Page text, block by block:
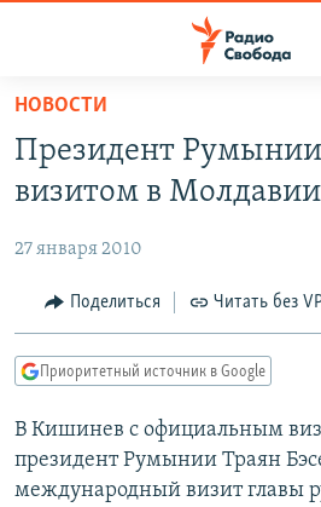
упрощенного
доступа
основному
Вернутся
главной
навигации
Вернутся
поиску
ПОДКАСТЫ
ЦИТАТЫ СВОБОДЫ
МНЕНИЯ
IDEL.РЕАЛИИ
КАВКАЗ.РЕАЛИИ
СЕВЕР.РЕАЛИИ
НОВОСТИ
Президент Румынии
визитом в Молдавии
27 января 2010
Поделиться Читать без
Приоритетный источник в Google
В Кишинев с официальным
президент Румынии Траян
международный визит главы